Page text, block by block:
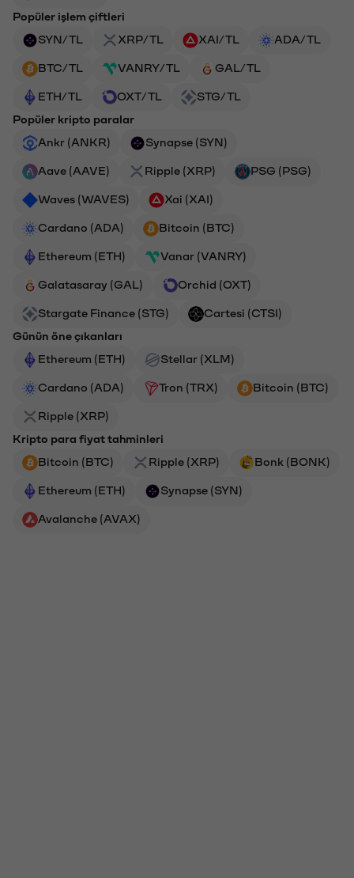
Popüler işlem çiftleri
SYN/TL
XRP/TL XAI/TL ADA/TL
BTC/TL VANRY/TL GAL/TL
ETH/TL OXT/TL
STG/TL
Popüler kripto paralar
Ankr (ANKR)
Synapse (SYN)
Aave (AAVE) Ripple (XRP) PSG (PSG)
Waves (WAVES) Xai (XAI)
Cardano (ADA) Bitcoin (BTC)
Ethereum (ETH) Vanar (VANRY)
Galatasaray (GAL) Orchid (OXT)
Stargate Finance (STG)
Cartesi (CTSI)
Günün öne çıkanları
Ethereum (ETH)
Stellar (XLM)
Cardano (ADA) Tron (TRX) Bitcoin (BTC)
Ripple (XRP)
Kripto para fiyat tahminleri
Bitcoin (BTC)
Ripple (XRP) Bonk (BONK)
Ethereum (ETH) Synapse (SYN)
Avalanche (AVAX)